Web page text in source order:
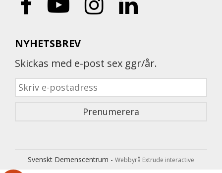
NYHETSBREV
Skickas med e-post sex ggr/år.
Svenskt Demenscentrum - Webbyrå Extrude interactive